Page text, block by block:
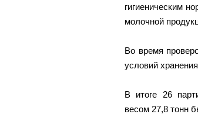
гигиеническим
молочной
Во время
условий
В итоге 26
весом 27,8 тонн